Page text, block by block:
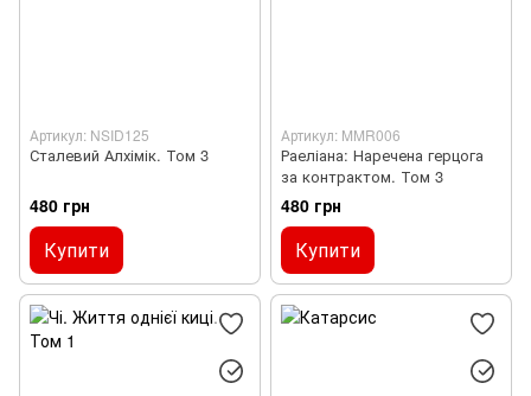
Артикул: NSID125
Сталевий Алхімік. Том 3
480 грн
Купити
Артикул: MMR006
Раеліана: Наречена герцога
за контрактом. Том 3
480 грн
Купити